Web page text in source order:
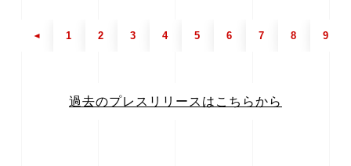
1 2 3 4 5 6 7 8 9
過去のプレスリリースはこちらから